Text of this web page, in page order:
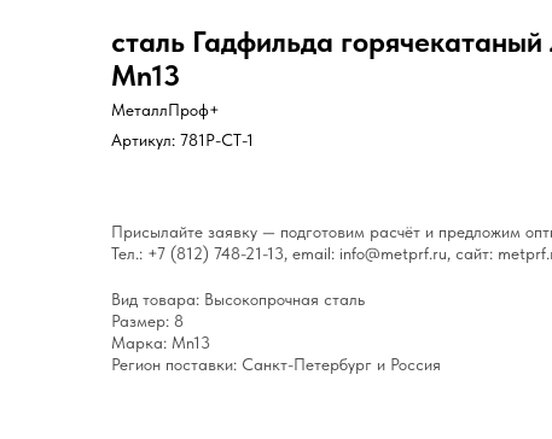
сталь Гадфильда
Mn13
МеталлПроф+
Артикул: 781P-CT-1
Присылайте заявку — подготовим расчёт и предложим
Тел.: +7 (812) 748-21-13, email: info@metprf.ru, сайт:
Вид товара: Высокопрочная сталь
Размер: 8
Марка: Mn13
Регион поставки: Санкт-Петербург и Россия